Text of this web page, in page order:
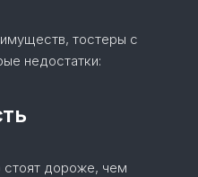
тостеры с
недостатки:
стоят дороже, чем